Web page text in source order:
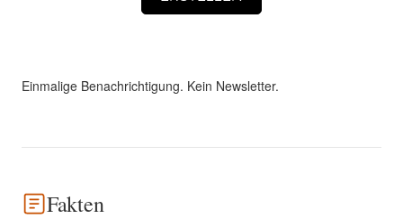
Einmalige Benachrichtigung. Kein Newsletter.
Fakten